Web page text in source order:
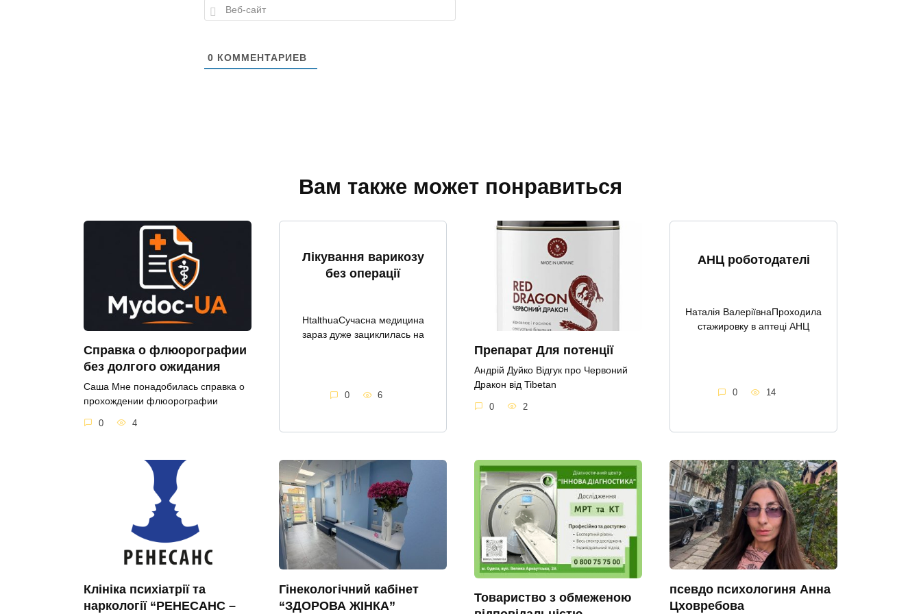
В
0 КОММЕНТАРИЕВ
Вам также может понравиться
Справка о флюорографии
без долгого ожидания
Саша Мне понадобилась справка о
прохождении флюорографии
0 4
Лікування варикозу
без операції
HtalthuaСучасна медицина
зараз дуже зациклилась на
0 6
Препарат Для потенції
Андрій Дуйко Відгук про Червоний
Дракон від Tibetan
0 2
АНЦ роботодателі
Наталія ВалеріївнаПроходила
стажировку в аптеці АНЦ
0 14
Клініка психіатрії та
наркології “РЕНЕСАНС –
Гінекологічний кабінет
“ЗДОРОВА ЖІНКА”
Товариство з обмеженою
псевдо психологиня Анна
Цховребова